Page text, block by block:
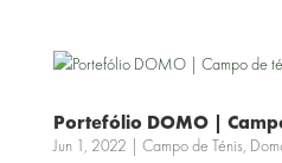
Portefólio DOMO |
Jun 1, 2022 | Campo de Ténis,